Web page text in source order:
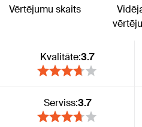
Vērtējumu skaits
Kvalitāte:3.7
Serviss:3.7